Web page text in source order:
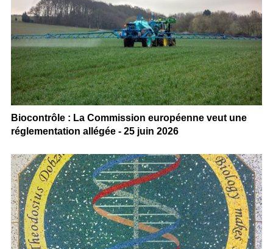
Biocontrôle : La Commission européenne veut une
réglementation allégée - 25 juin 2026